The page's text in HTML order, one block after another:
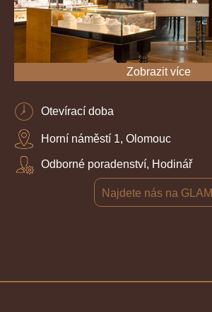
Zobrazit více
Otevírací doba
Horní náměstí 1, Olomouc
Odborné poradenství, Hodinář
Najdete nás na GLAMI